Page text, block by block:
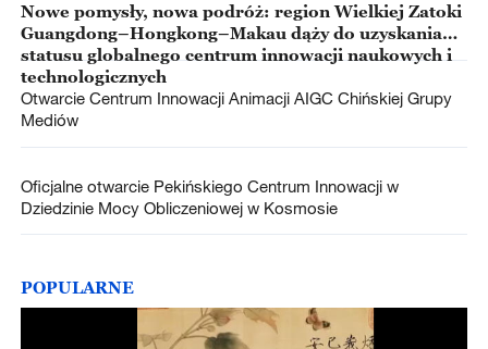
Nowe pomysły, nowa podróż: region Wielkiej Zatoki
Guangdong–Hongkong–Makau dąży do uzyskania
statusu globalnego centrum innowacji naukowych i
technologicznych
Otwarcie Centrum Innowacji Animacji AIGC Chińskiej Grupy
Mediów
Oficjalne otwarcie Pekińskiego Centrum Innowacji w
Dziedzinie Mocy Obliczeniowej w Kosmosie
POPULARNE